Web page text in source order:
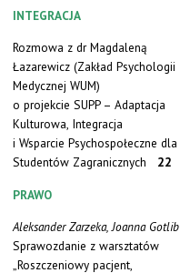
INTEGRACJA
Rozmowa z dr Magdaleną
Łazarewicz (Zakład Psychologii
Medycznej WUM)
o projekcie SUPP – Adaptacja
Kulturowa, Integracja
i Wsparcie Psychospołeczne dla
Studentów Zagranicznych 22
PRAWO
Aleksander Zarzeka, Joanna Gotlib
Sprawozdanie z warsztatów
„Roszczeniowy pacjent,